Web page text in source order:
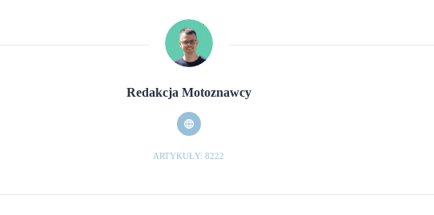
Redakcja Motoznawcy
ARTYKUŁY: 8222